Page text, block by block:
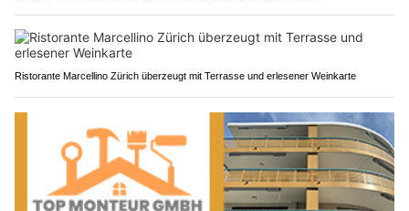
Ristorante Marcellino Zürich überzeugt mit Terrasse und erlesener Weinkarte